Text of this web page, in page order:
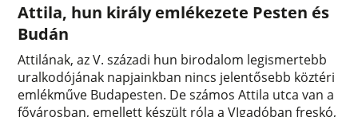
Attila, hun király emlékezete Pesten és
Budán
Attilának, az V. századi hun birodalom legismertebb
uralkodójának napjainkban nincs jelentősebb köztéri
emlékműve Budapesten. De számos Attila utca van a
fővárosban, emellett készült róla a VIgadóban freskó,